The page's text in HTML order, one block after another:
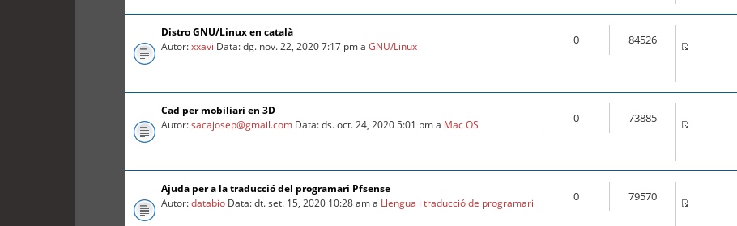
Distro GNU/Linux en català
Autor:xxavi Data: dg. nov. 22, 2020 7:17 pm aGNU/Linux 0 84526
Cad per mobiliari en 3D
Autor:sacajosep@gmail.com Data: ds. oct. 24, 2020 5:01 pm a Mac OS 0 73885
Ajuda per a la traducció del programari Pfsense
Autor:databio Data: dt. set. 15, 2020 10:28 am a Llengua i traducció de programari 0 79570